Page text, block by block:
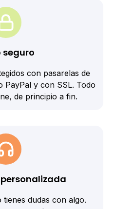
seguro
con pasarelas de
PayPal y con SSL. Todo
de principio a fin.
tienes dudas con algo.